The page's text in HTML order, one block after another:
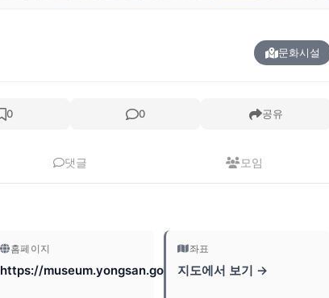
문화시설
0 0 공유
댓글 모임
홈페이지
https://museum.yongsan.go.kr
좌표
지도에서 보기 →